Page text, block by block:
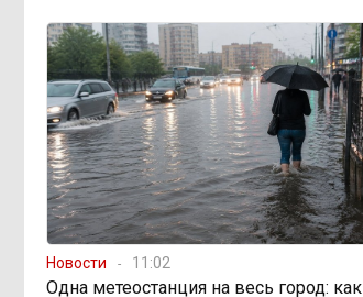
09:31, Вчера Сахар, курица и хлеб
продолжают дорожать, а статистика
рисует обратное
08:01, Вчера Забайкалье строит
дамбы раньше сроков, чтобы
паводки не застали врасплох
18:01, 6 августа Погодные качели в
Новости 11:02
Одна метеостанция на весь город: как